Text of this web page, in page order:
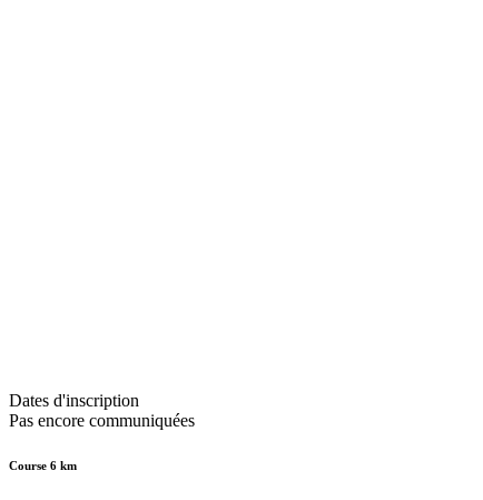
Dates d'inscription
Pas encore communiquées
Course 6 km